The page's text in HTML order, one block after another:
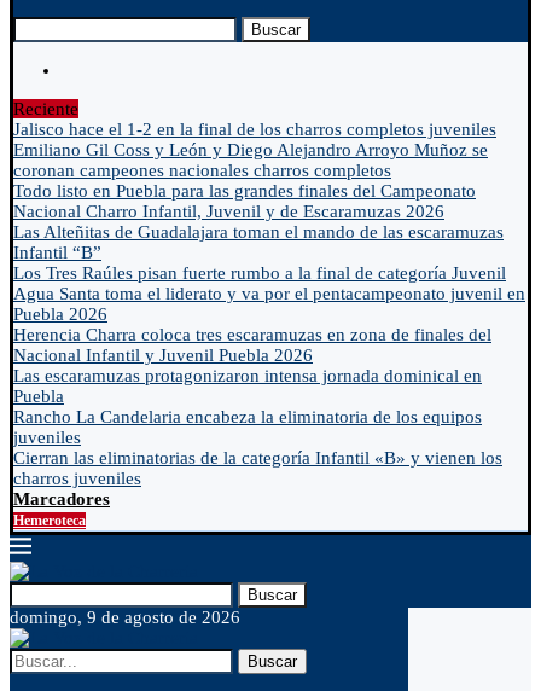
Buscar
Reciente
Jalisco hace el 1-2 en la final de los charros completos juveniles
Emiliano Gil Coss y León y Diego Alejandro Arroyo Muñoz se
coronan campeones nacionales charros completos
Todo listo en Puebla para las grandes finales del Campeonato
Nacional Charro Infantil, Juvenil y de Escaramuzas 2026
Las Alteñitas de Guadalajara toman el mando de las escaramuzas
Infantil “B”
Los Tres Raúles pisan fuerte rumbo a la final de categoría Juvenil
Agua Santa toma el liderato y va por el pentacampeonato juvenil en
Puebla 2026
Herencia Charra coloca tres escaramuzas en zona de finales del
Nacional Infantil y Juvenil Puebla 2026
Las escaramuzas protagonizaron intensa jornada dominical en
Puebla
Rancho La Candelaria encabeza la eliminatoria de los equipos
juveniles
Cierran las eliminatorias de la categoría Infantil «B» y vienen los
charros juveniles
Marcadores
Hemeroteca
Buscar
domingo, 9 de agosto de 2026
Buscar